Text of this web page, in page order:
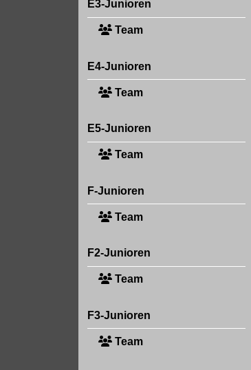
E3-Junioren
Team
E4-Junioren
Team
E5-Junioren
Team
F-Junioren
Team
F2-Junioren
Team
F3-Junioren
Team